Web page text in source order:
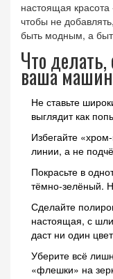
настоящая
чтобы не
быть модным, а
Что
ваша
Не ставьте
выглядит как
Избегайте
линии, а не
Покрасьте в
тёмно-зелёный.
Сделайте
настоящая, с
даст ни один
Уберите всё
«флешки» на